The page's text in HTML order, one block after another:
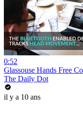
0:52
Glassouse Hands Free
The Daily Dot
il y a 10 ans